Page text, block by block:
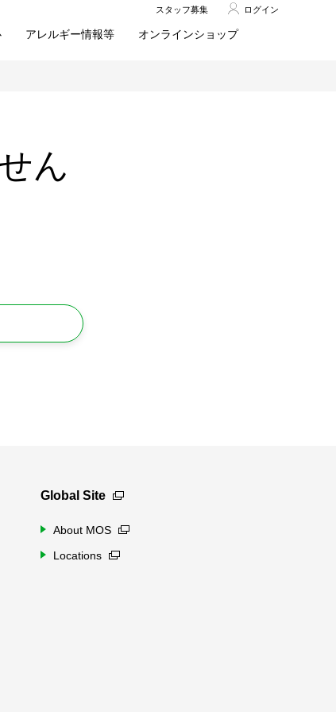
アレルギー情報等 オンラインショップ
スタッフ募集 ログイン
ん
Global Site
About MOS
Locations